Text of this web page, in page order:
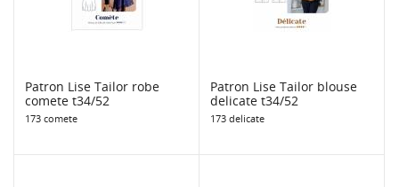
Patron Lise Tailor robe
comete t34/52
173 comete
Patron Lise Tailor blouse
delicate t34/52
173 delicate